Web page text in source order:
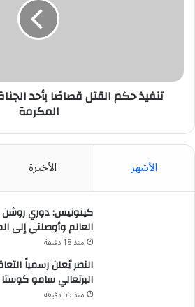
مكة
المكرمةتنفيذ حكم القتل قصاصًا بأحد
المكرمة
الأشهر الأخيرة
كينونيس: دوري
العالم وأوصلني إلى
منذ 18 دقيقة
النصر يُعلن رسمياً
البرتغالي سامو كوستا
منذ 55 دقيقة